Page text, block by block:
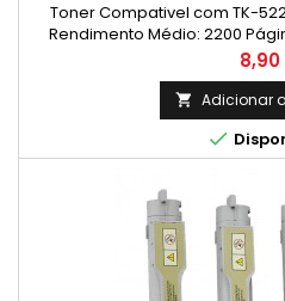
Toner Compativel com TK-
Rendimento Médio: 2200
norma ISO/IEC 24711 e
varia consideravelmente
páginas impressas e
 Adicionar
